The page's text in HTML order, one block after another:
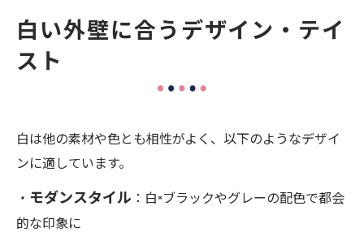
白い外壁に合うデザイン・テイ
スト
白は他の素材や色とも相性がよく、以下のようなデザイ
ンに適しています。
・ モダンスタイル ：白×ブラックやグレーの配色で都会
的な印象に